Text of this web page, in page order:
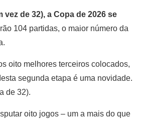
de 32), a Copa de 2026 se
104 partidas, o maior número da
oito melhores terceiros colocados,
segunda etapa é uma novidade.
de 32).
oito jogos – um a mais do que